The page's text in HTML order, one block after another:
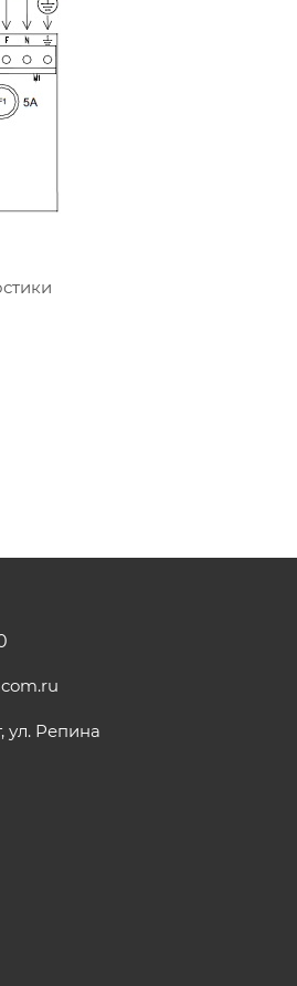
ул. Репина